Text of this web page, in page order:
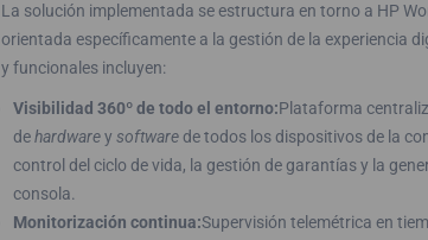
La solución implementada se estructura en torno a HP
orientada específicamente a la gestión de la experiencia
y funcionales incluyen:
Visibilidad 360º de todo el entorno:Plataforma
dehardwarey softwarede todos los dispositivos de la
control del ciclo de vida, la gestión de garantías y la
consola.
Monitorización continua:Supervisión telemétrica en